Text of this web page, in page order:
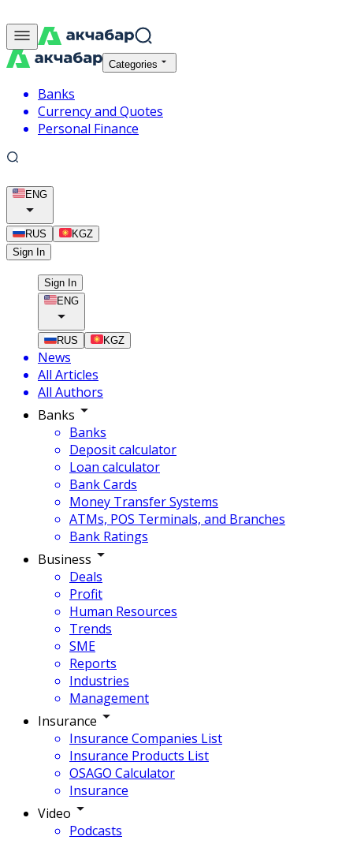
Categories
Banks
Currency and Quotes
Personal Finance
ENG
RUS
KGZ
Sign In
Sign In
ENG
RUS KGZ
News
All Articles
All Authors
Banks
Banks
Deposit calculator
Loan calculator
Bank Cards
Money Transfer Systems
ATMs, POS Terminals, and Branches
Bank Ratings
Business
Deals
Profit
Human Resources
Trends
SME
Reports
Industries
Management
Insurance
Insurance Companies List
Insurance Products List
OSAGO Calculator
Insurance
Video
Podcasts